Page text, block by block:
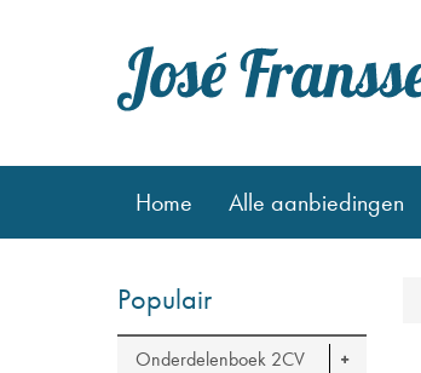
Home Alle aanbiedingen
Populair
Onderdelenboek 2CV